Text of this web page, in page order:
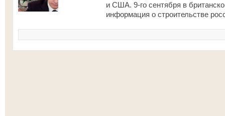
и США. 9-го сентября в
информация о строительстве